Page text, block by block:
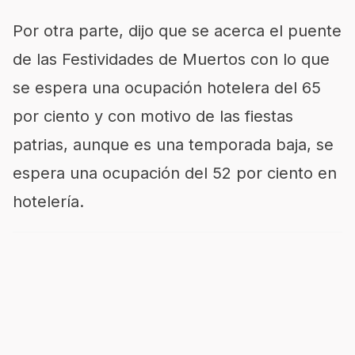
Por otra parte, dijo que se acerca el puente
de las Festividades de Muertos con lo que
se espera una ocupación hotelera del 65
por ciento y con motivo de las fiestas
patrias, aunque es una temporada baja, se
espera una ocupación del 52 por ciento en
hotelería.